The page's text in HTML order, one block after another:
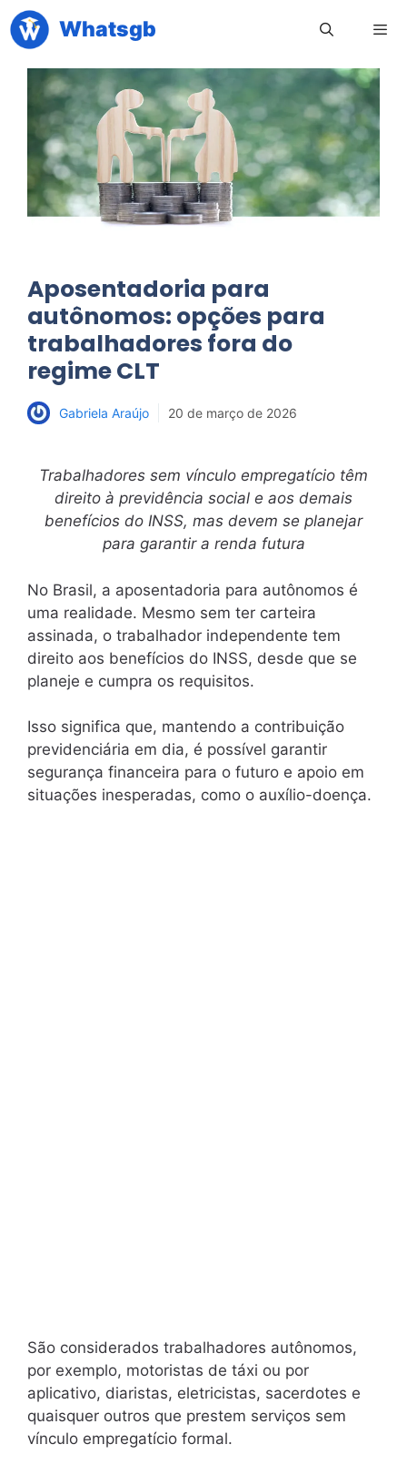
Pular
para
conteúdo
Whatsgb
Aposentadoria para
autônomos: opções para
trabalhadores fora do
regime CLT
Gabriela Araújo 20 de março de 2026
Trabalhadores sem vínculo empregatício têm
direito à previdência social e aos demais
benefícios do INSS, mas devem se planejar
para garantir a renda futura
No Brasil, a aposentadoria para autônomos é
uma realidade. Mesmo sem ter carteira
assinada, o trabalhador independente tem
direito aos benefícios do INSS, desde que se
planeje e cumpra os requisitos.
Isso significa que, mantendo a contribuição
previdenciária em dia, é possível garantir
segurança financeira para o futuro e apoio em
situações inesperadas, como o auxílio-doença.
São considerados trabalhadores autônomos,
por exemplo, motoristas de táxi ou por
aplicativo, diaristas, eletricistas, sacerdotes e
quaisquer outros que prestem serviços sem
vínculo empregatício formal.